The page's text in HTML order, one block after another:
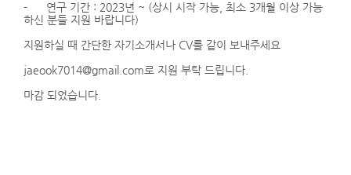
- 연구 기간 : 2023년 ~ (상시 시작 가능, 최소 3개월 이상 가능
하신 분들 지원 바랍니다)
지원하실 때 간단한 자기소개서나 CV를 같이 보내주세요
jaeook7014@gmail.com로 지원 부탁 드립니다.
마감 되었습니다.